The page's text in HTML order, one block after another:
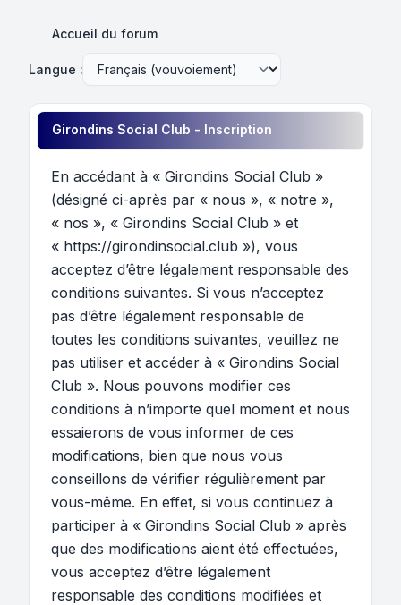
Accueil du forum
Langue :
Girondins Social Club - Inscription
En accédant à « Girondins Social Club »
(désigné ci-après par « nous », « notre »,
« nos », « Girondins Social Club » et
« https://girondinsocial.club »), vous
acceptez d’être légalement responsable des
conditions suivantes. Si vous n’acceptez
pas d’être légalement responsable de
toutes les conditions suivantes, veuillez ne
pas utiliser et accéder à « Girondins Social
Club ». Nous pouvons modifier ces
conditions à n’importe quel moment et nous
essaierons de vous informer de ces
modifications, bien que nous vous
conseillons de vérifier régulièrement par
vous-même. En effet, si vous continuez à
participer à « Girondins Social Club » après
que des modifications aient été effectuées,
vous acceptez d’être légalement
responsable des conditions modifiées et